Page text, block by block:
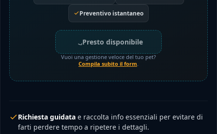
Preventivo istantaneo
Presto disponibile
Vuoi una gestione veloce del tuo pet?
Compila subito il form
Richiesta guidata e raccolta info essenziali per evitare di
farti perdere tempo a ripetere i dettagli.